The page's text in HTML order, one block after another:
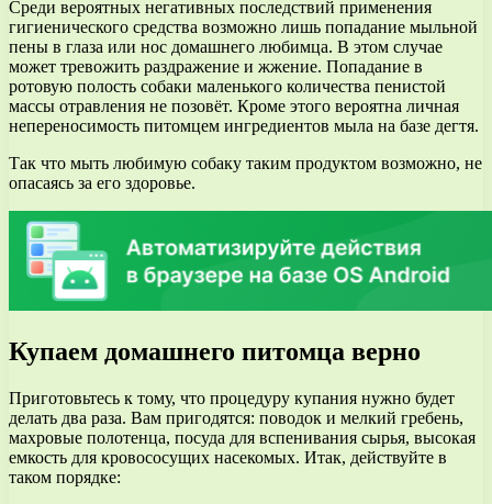
Среди вероятных негативных последствий применения
гигиенического средства возможно лишь попадание мыльной
пены в глаза или нос домашнего любимца. В этом случае
может тревожить раздражение и жжение. Попадание в
ротовую полость собаки маленького количества пенистой
массы отравления не позовёт. Кроме этого вероятна личная
непереносимость питомцем ингредиентов мыла на базе дегтя.
Так что мыть любимую собаку таким продуктом возможно, не
опасаясь за его здоровье.
Купаем домашнего питомца верно
Приготовьтесь к тому, что процедуру купания нужно будет
делать два раза. Вам пригодятся: поводок и мелкий гребень,
махровые полотенца, посуда для вспенивания сырья, высокая
емкость для кровососущих насекомых. Итак, действуйте в
таком порядке: